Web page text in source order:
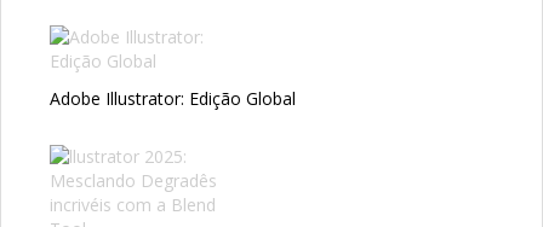
Adobe Illustrator: Edição Global